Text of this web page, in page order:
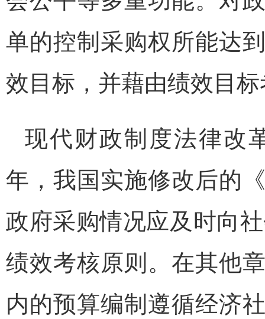
单的控制采购权所能达
效目标，并藉由绩效目
现代财政制度法律改
年，我国实施修改后的
政府采购情况应及时向
绩效考核原则。在其他
内的预算编制遵循经济